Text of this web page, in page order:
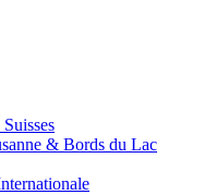
& Bords du Lac